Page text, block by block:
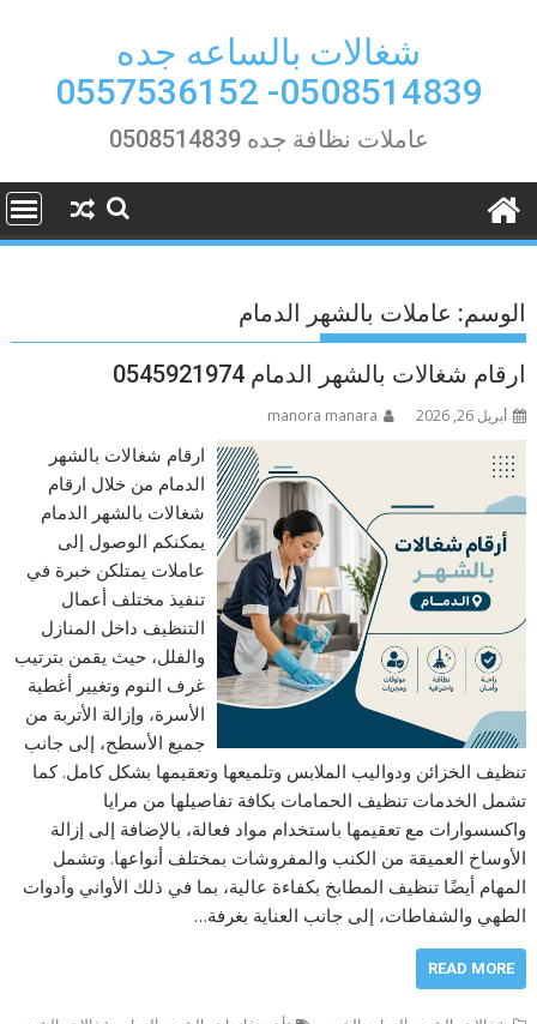
شغالات بالساعه جده
0508514839- 0557536152
عاملات نظافة جده 0508514839
الوسم: عاملات بالشهر الدمام
ارقام شغالات بالشهر الدمام 0545921974
أبريل 26, 2026 manora manara
ارقام شغالات بالشهر
الدمام من خلال ارقام
شغالات بالشهر الدمام
يمكنكم الوصول إلى
عاملات يمتلكن خبرة في
تنفيذ مختلف أعمال
التنظيف داخل المنازل
والفلل، حيث يقمن بترتيب
غرف النوم وتغيير أغطية
الأسرة، وإزالة الأتربة من
جميع الأسطح، إلى جانب
تنظيف الخزائن ودواليب الملابس وتلميعها وتعقيمها بشكل كامل. كما
تشمل الخدمات تنظيف الحمامات بكافة تفاصيلها من مرايا
واكسسوارات مع تعقيمها باستخدام مواد فعالة، بالإضافة إلى إزالة
الأوساخ العميقة من الكنب والمفروشات بمختلف أنواعها. وتشمل
المهام أيضًا تنظيف المطابخ بكفاءة عالية، بما في ذلك الأواني وأدوات
الطهي والشفاطات، إلى جانب العناية بغرفة…
READ MORE